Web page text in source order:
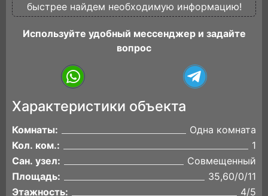
быстрее найдем необходимую информацию!
Используйте удобный мессенджер и задайте
вопрос
Характеристики объекта
Комнаты:
Одна комната
Кол. ком.:
1
Сан. узел:
Совмещенный
Площадь:
35,60/0/11
Этажность:
4/5